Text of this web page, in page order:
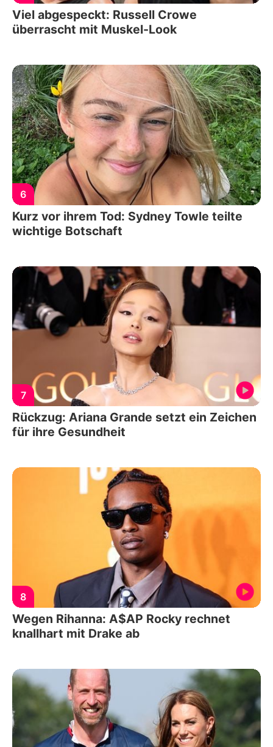
Viel abgespeckt: Russell Crowe
überrascht mit Muskel-Look
6
Kurz vor ihrem Tod: Sydney Towle teilte
wichtige Botschaft
7
Rückzug: Ariana Grande setzt ein Zeichen
für ihre Gesundheit
8
Wegen Rihanna: A$AP Rocky rechnet
knallhart mit Drake ab